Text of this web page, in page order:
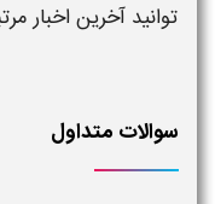
توانید آخرین اخبار
سوالات متداول